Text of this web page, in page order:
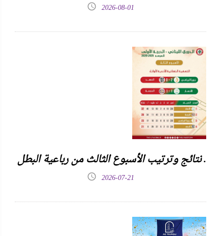
2026-08-01
نتائج وترتيب الأسبوع الثالث من رباعية البطل .
2026-07-21